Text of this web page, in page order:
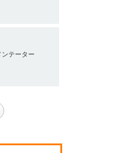
テーター